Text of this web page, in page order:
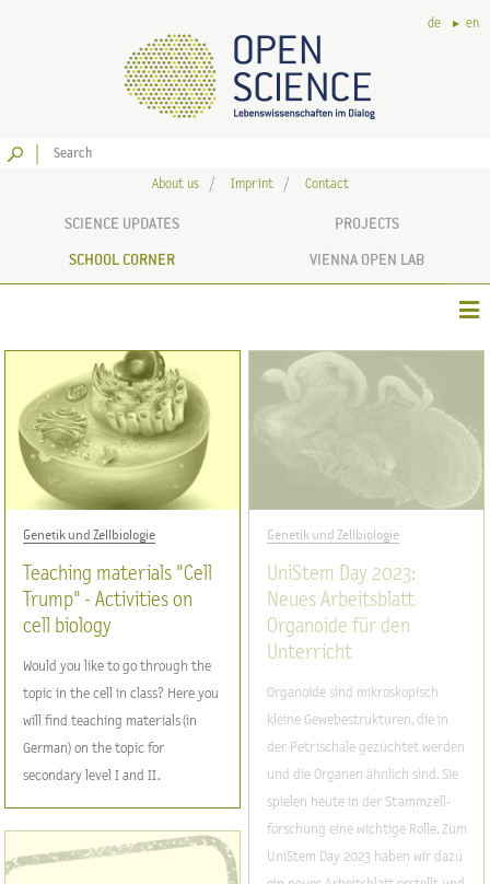
de en
About us Imprint Contact
SCIENCE UPDATES PROJECTS
SCHOOL CORNER VIENNA OPEN LAB
Genetik und Zellbiologie
Teaching materials "Cell
Trump" - Activities on
cell biology
Would you like to go through the
topic in the cell in class? Here you
will find teaching materials (in
German) on the topic for
secondary level I and II.
Genetik und Zellbiologie
UniStem Day 2023:
Neues Arbeitsblatt
Organoide für den
Unterricht
Organoide sind mikroskopisch
kleine Gewebestrukturen, die in
der Petrischale gezüchtet werden
und die Organen ähnlich sind. Sie
spielen heute in der Stammzell-
forschung eine wichtige Rolle. Zum
UniStem Day 2023 haben wir dazu